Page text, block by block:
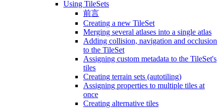
Using TileSets
前言
Creating a new TileSet
Merging several atlases into a single atlas
Adding collision, navigation and occlusion
to the TileSet
Assigning custom metadata to the TileSet's
tiles
Creating terrain sets (autotiling)
Assigning properties to multiple tiles at
once
Creating alternative tiles